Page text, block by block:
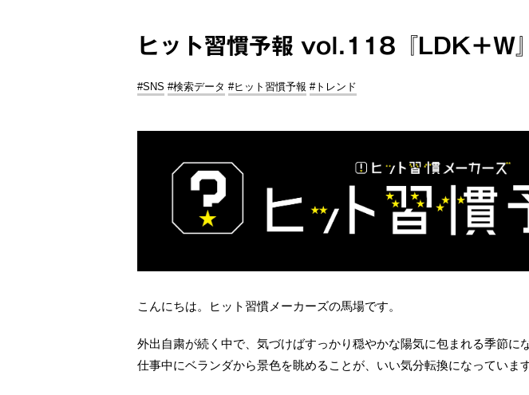
ヒット習慣予報 vol.118『LDK＋W』
#SNS #検索データ #ヒット習慣予報 #トレンド
こんにちは。ヒット習慣メーカーズの馬場です。
外出自粛が続く中で、気づけばすっかり穏やかな陽気に包まれる季節に
仕事中にベランダから景色を眺めることが、いい気分転換になっています